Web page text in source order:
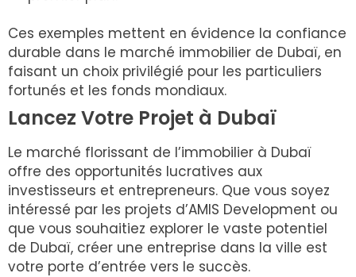
Ces exemples mettent en évidence la confiance
durable dans le marché immobilier de Dubaï, en
faisant un choix privilégié pour les particuliers
fortunés et les fonds mondiaux.
Lancez Votre Projet à Dubaï
Le marché florissant de l’immobilier à Dubaï
offre des opportunités lucratives aux
investisseurs et entrepreneurs. Que vous soyez
intéressé par les projets d’AMIS Development ou
que vous souhaitiez explorer le vaste potentiel
de Dubaï, créer une entreprise dans la ville est
votre porte d’entrée vers le succès.